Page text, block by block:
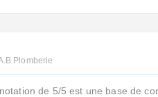
Plomberie
de 5/5 est une base de